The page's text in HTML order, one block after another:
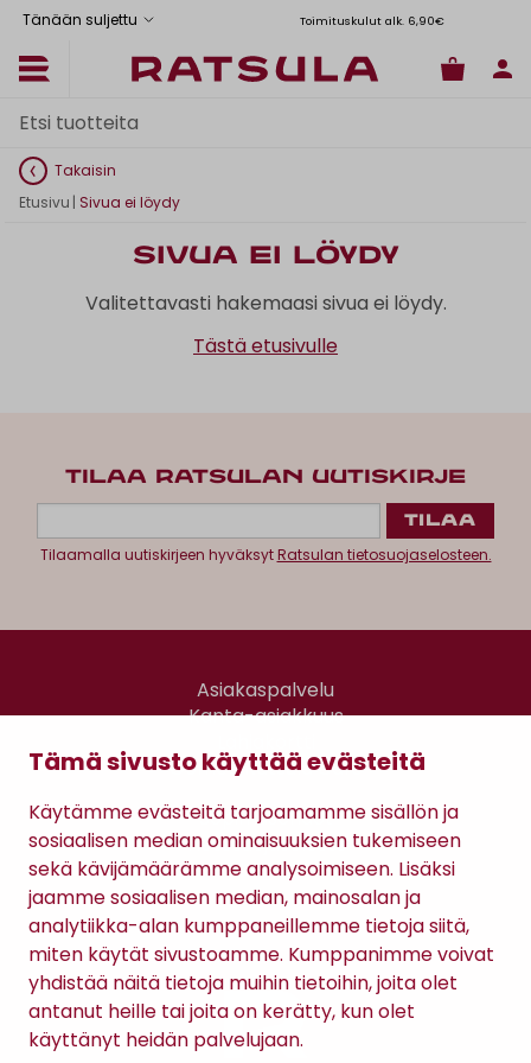
Tämä sivusto käyttää evästeitä
Käytämme evästeitä tarjoamamme sisällön ja
sosiaalisen median ominaisuuksien tukemiseen
sekä kävijämäärämme analysoimiseen. Lisäksi
jaamme sosiaalisen median, mainosalan ja
analytiikka-alan kumppaneillemme tietoja siitä,
miten käytät sivustoamme. Kumppanimme voivat
yhdistää näitä tietoja muihin tietoihin, joita olet
antanut heille tai joita on kerätty, kun olet
käyttänyt heidän palvelujaan.
Tänään suljettu Toimituskulut alk. 6,90€
Takaisin
Etusivu | Sivua ei löydy
Sivua ei löydy
Valitettavasti hakemaasi sivua ei löydy.
Tästä etusivulle
TILAA RATSULAN UUTISKIRJE
Tilaamalla uutiskirjeen hyväksytRatsulan tietosuojaselosteen.
Asiakaspalvelu
Kanta-asiakkuus
Gomee Ratsula Café
Sopimusehdot
Tietosuojaseloste
Maksutavat